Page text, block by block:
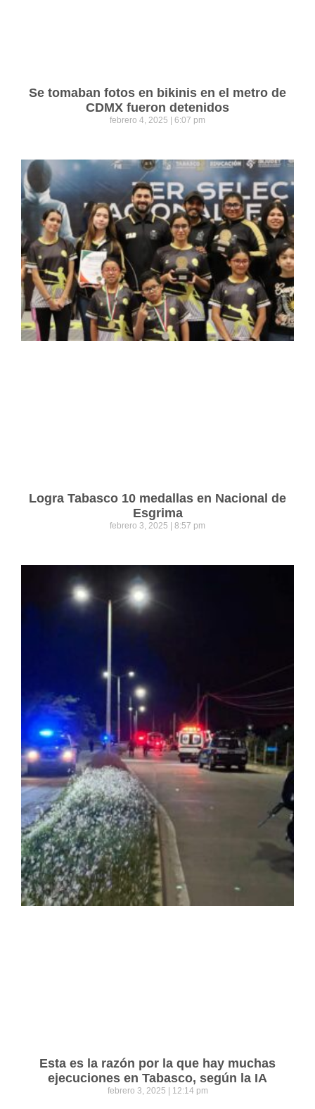
Se tomaban fotos en bikinis en el metro de
CDMX fueron detenidos
febrero 4, 2025 6:07 pm
Logra Tabasco 10 medallas en Nacional de
Esgrima
febrero 3, 2025 8:57 pm
Esta es la razón por la que hay muchas
ejecuciones en Tabasco, según la IA
febrero 3, 2025 12:14 pm